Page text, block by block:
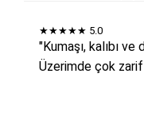
★★★★★ 5.0
"Kumaşı, kalıbı
Üzerimde çok zarif